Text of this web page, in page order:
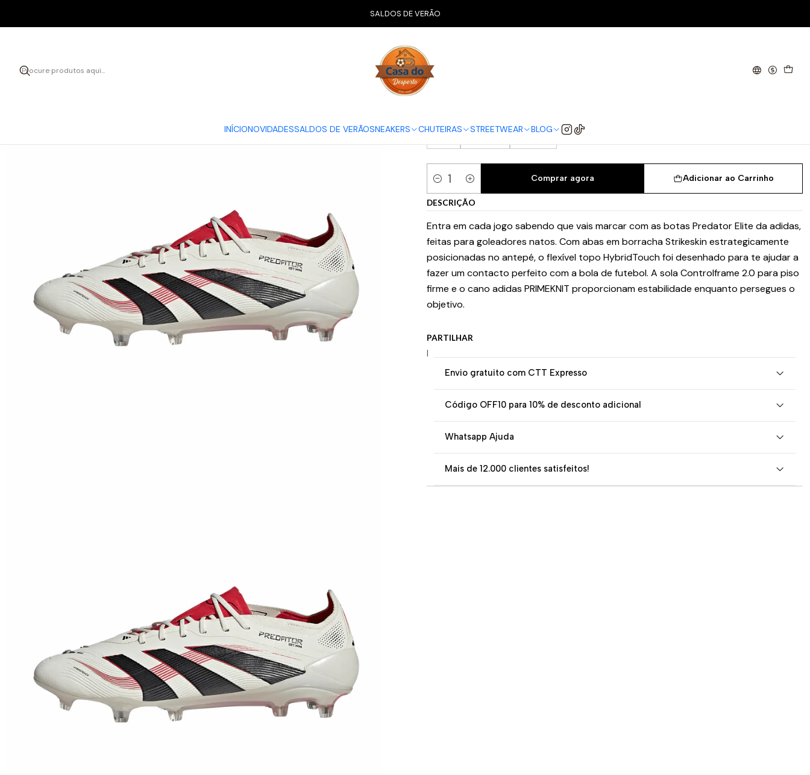
INÍCIONOVIDADESSALDOS DE VERÃOSNEAKERS CHUTEIRAS STREETWEAR BLOG
SALDOS DE VERÃO
Chuteiras Campo | FG adidas Predator Elite FG - Goal Hunter Pack
adidas Predator Elite FG - Goal Hunter Pack
Quantidade
Adicionar ao Carrinho
Comprar agora
DESCRIÇÃO
Entra em cada jogo sabendo que vais marcar com as botas Predator Elite da adidas,
feitas para goleadores natos. Com abas em borracha Strikeskin estrategicamente
posicionadas no antepé, o flexível topo HybridTouch foi desenhado para te ajudar a
fazer um contacto perfeito com a bola de futebol. A sola Controlframe 2.0 para piso
firme e o cano adidas PRIMEKNIT proporcionam estabilidade enquanto persegues o
objetivo.
PARTILHAR
|
Envio gratuito com CTT Expresso
Código OFF10 para 10% de desconto adicional
Whatsapp Ajuda
Mais de 12.000 clientes satisfeitos!